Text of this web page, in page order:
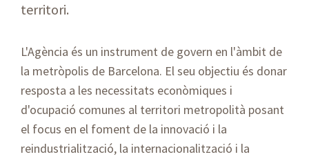
territori.
L'Agència és un instrument de govern en l'àmbit de
la metròpolis de Barcelona. El seu objectiu és donar
resposta a les necessitats econòmiques i
d'ocupació comunes al territori metropolità posant
el focus en el foment de la innovació i la
reindustrialització, la internacionalització i la